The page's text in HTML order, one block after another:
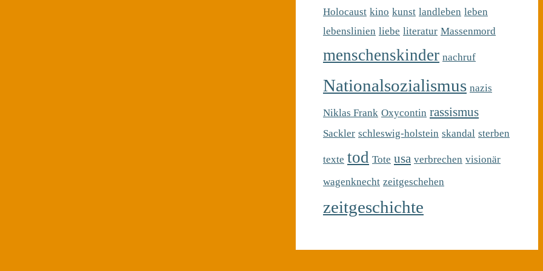
Holocaust kino kunst landleben leben
lebenslinien liebe literatur Massenmord
menschenskinder nachruf
Nationalsozialismus nazis
Niklas Frank Oxycontin rassismus
Sackler schleswig-holstein skandal sterben
texte tod Tote usa verbrechen visionär
wagenknecht zeitgeschehen
zeitgeschichte